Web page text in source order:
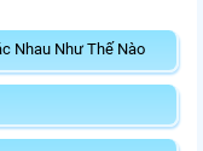
Nhau Như Thế Nào